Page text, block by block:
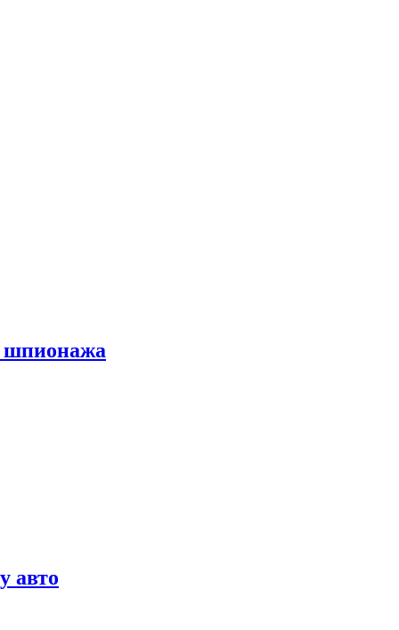
шпионажа
авто